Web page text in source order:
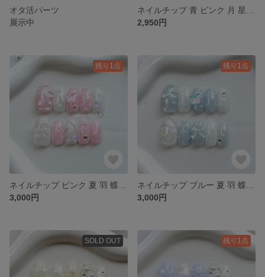
オタ活パーツ
展示中
2,950円
残り1点
3,000円
残り1点
3,000円
SOLD OUT 残り1点